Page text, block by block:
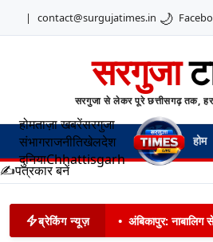
| contact@surgujatimes.in 🌙
सरगुजा
सरगुजा से लेकर पूरे छत्तीसगढ़ तक,
होमताज़ा खबरेंसरगुजा
संभागराजनीतिखेलदेश
दुनियाChhattisgarh
होम
✍️पत्रकार बनें
ब्रेकिंग न्यूज़ • अंबिकापुर: नाबालिग